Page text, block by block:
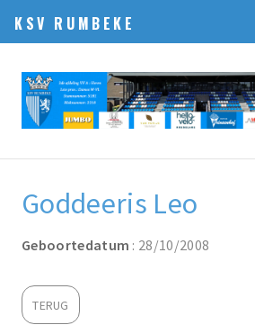
KSV RUMBEKE
Goddeeris Leo
Geboortedatum : 28/10/2008
TERUG